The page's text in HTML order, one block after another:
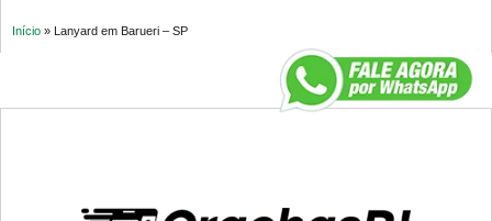
Início » Lanyard em Barueri – SP